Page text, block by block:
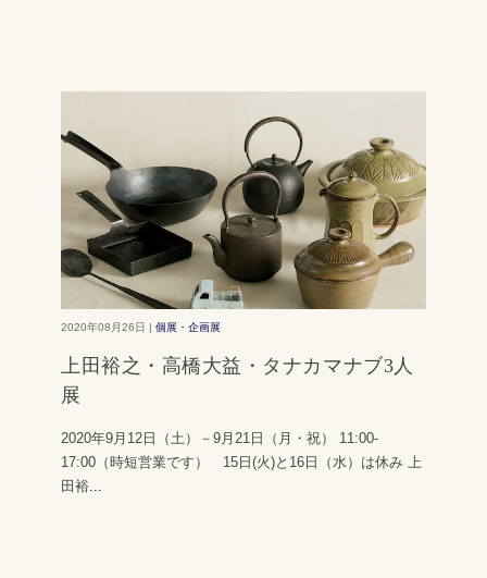
2020年08月26日 | 個展・企画展
上田裕之・高橋大益・タナカマナブ3人
展
2020年9月12日（土）－9月21日（月・祝） 11:00-
17:00（時短営業です） 15日(火)と16日（水）は休み 上
田裕...